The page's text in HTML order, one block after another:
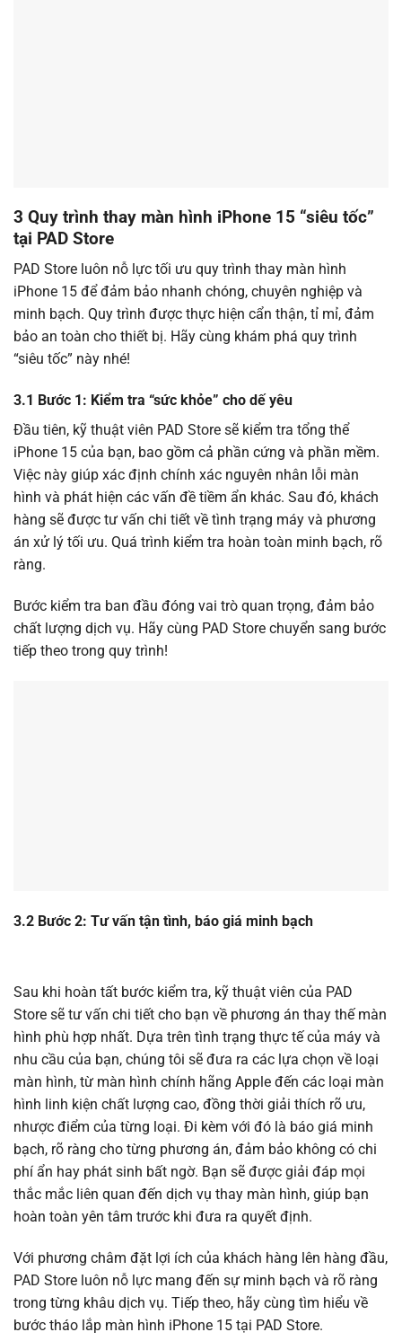
3 Quy trình thay màn hình iPhone 15 “siêu tốc”
tại PAD Store
PAD Store luôn nỗ lực tối ưu quy trình thay màn hình
iPhone 15 để đảm bảo nhanh chóng, chuyên nghiệp và
minh bạch. Quy trình được thực hiện cẩn thận, tỉ mỉ, đảm
bảo an toàn cho thiết bị. Hãy cùng khám phá quy trình
“siêu tốc” này nhé!
3.1 Bước 1: Kiểm tra “sức khỏe” cho dế yêu
Đầu tiên, kỹ thuật viên PAD Store sẽ kiểm tra tổng thể
iPhone 15 của bạn, bao gồm cả phần cứng và phần mềm.
Việc này giúp xác định chính xác nguyên nhân lỗi màn
hình và phát hiện các vấn đề tiềm ẩn khác. Sau đó, khách
hàng sẽ được tư vấn chi tiết về tình trạng máy và phương
án xử lý tối ưu. Quá trình kiểm tra hoàn toàn minh bạch, rõ
ràng.
Bước kiểm tra ban đầu đóng vai trò quan trọng, đảm bảo
chất lượng dịch vụ. Hãy cùng PAD Store chuyển sang bước
tiếp theo trong quy trình!
3.2 Bước 2: Tư vấn tận tình, báo giá minh bạch
Sau khi hoàn tất bước kiểm tra, kỹ thuật viên của PAD
Store sẽ tư vấn chi tiết cho bạn về phương án thay thế màn
hình phù hợp nhất. Dựa trên tình trạng thực tế của máy và
nhu cầu của bạn, chúng tôi sẽ đưa ra các lựa chọn về loại
màn hình, từ màn hình chính hãng Apple đến các loại màn
hình linh kiện chất lượng cao, đồng thời giải thích rõ ưu,
nhược điểm của từng loại. Đi kèm với đó là báo giá minh
bạch, rõ ràng cho từng phương án, đảm bảo không có chi
phí ẩn hay phát sinh bất ngờ. Bạn sẽ được giải đáp mọi
thắc mắc liên quan đến dịch vụ thay màn hình, giúp bạn
hoàn toàn yên tâm trước khi đưa ra quyết định.
Với phương châm đặt lợi ích của khách hàng lên hàng đầu,
PAD Store luôn nỗ lực mang đến sự minh bạch và rõ ràng
trong từng khâu dịch vụ. Tiếp theo, hãy cùng tìm hiểu về
bước tháo lắp màn hình iPhone 15 tại PAD Store.